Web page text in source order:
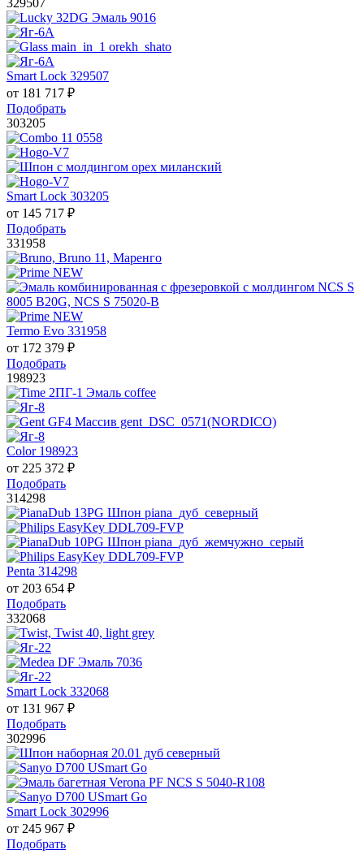
329507
Smart Lock 329507
от 181 717 ₽
Подобрать
303205
Smart Lock 303205
от 145 717 ₽
Подобрать
331958
Termo Evo 331958
от 172 379 ₽
Подобрать
198923
Color 198923
от 225 372 ₽
Подобрать
314298
Penta 314298
от 203 654 ₽
Подобрать
332068
Smart Lock 332068
от 131 967 ₽
Подобрать
302996
Smart Lock 302996
от 245 967 ₽
Подобрать